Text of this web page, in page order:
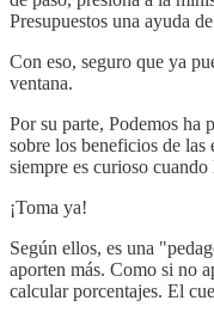
Presupuestos una ayuda
Con eso, seguro que ya
ventana.
Por su parte, Podemos ha
sobre los beneficios de
siempre es curioso
¡Toma ya!
Según ellos, es una
aporten más. Como si no
calcular porcentajes. El